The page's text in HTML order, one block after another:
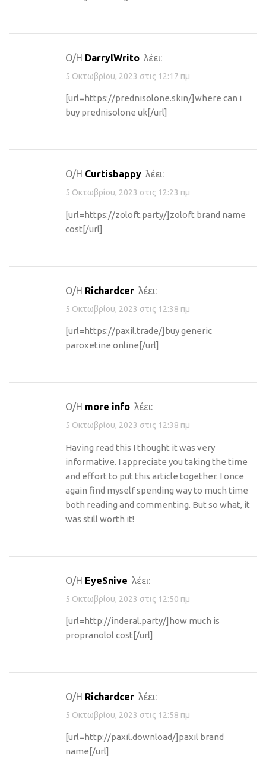
Ο/Η DarrylWrito λέει:
5 Οκτωβρίου, 2023 στις 12:17 πμ
[url=https://prednisolone.skin/]where can i
buy prednisolone uk[/url]
Ο/Η Curtisbappy λέει:
5 Οκτωβρίου, 2023 στις 12:23 πμ
[url=https://zoloft.party/]zoloft brand name
cost[/url]
Ο/Η Richardcer λέει:
5 Οκτωβρίου, 2023 στις 12:38 πμ
[url=https://paxil.trade/]buy generic
paroxetine online[/url]
Ο/Η more info λέει:
5 Οκτωβρίου, 2023 στις 12:38 πμ
Having read this I thought it was very
informative. I appreciate you taking the time
and effort to put this article together. I once
again find myself spending way to much time
both reading and commenting. But so what, it
was still worth it!
Ο/Η EyeSnive λέει:
5 Οκτωβρίου, 2023 στις 12:50 πμ
[url=http://inderal.party/]how much is
propranolol cost[/url]
Ο/Η Richardcer λέει:
5 Οκτωβρίου, 2023 στις 12:58 πμ
[url=http://paxil.download/]paxil brand
name[/url]